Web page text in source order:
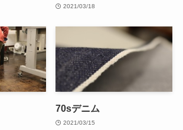
2021/03/18
70sデニム
2021/03/15